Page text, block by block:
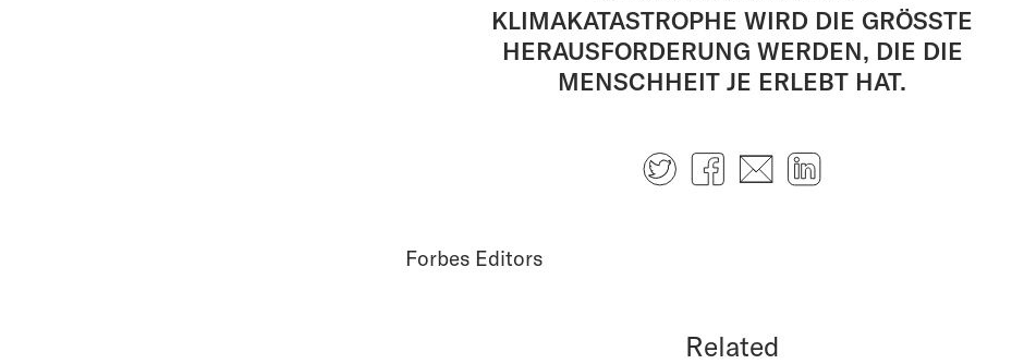
KLIMAKATASTROPHE WIRD DIE GRÖSSTE
HERAUSFORDERUNG WERDEN, DIE DIE
MENSCHHEIT JE ERLEBT HAT.
TwitterFacebook
E-mail
Forbes Editors
Related